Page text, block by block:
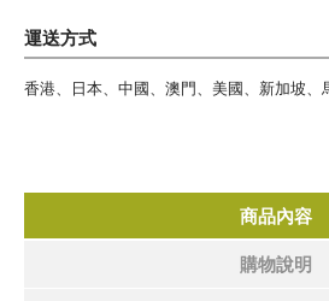
運送方式
香港、日本、中國、澳門、美國、新加坡、
商品內容
購物說明